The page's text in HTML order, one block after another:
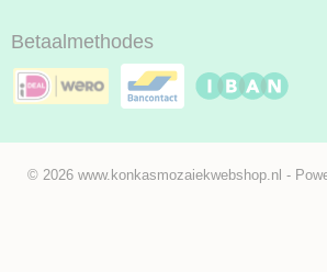
Betaalmethodes
© 2026 www.konkasmozaiekwebshop.nl -